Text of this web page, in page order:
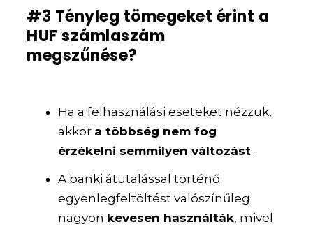
#3 Tényleg tömegeket érint a
HUF számlaszám
megszűnése?
Ha a felhasználási eseteket nézzük,
akkor a többség nem fog
érzékelni semmilyen változást.
A banki átutalással történő
egyenlegfeltöltést valószínűleg
nagyon kevesen használták, mivel